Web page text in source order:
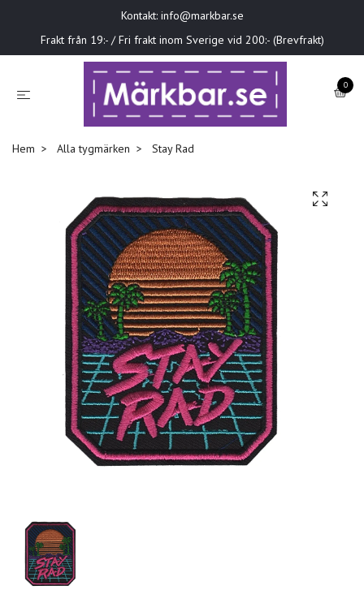
Kontakt: info@markbar.se
Frakt från 19:- / Fri frakt inom Sverige vid 200:- (Brevfrakt)
0
Hem Alla tygmärken Stay Rad